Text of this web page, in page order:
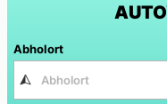
Abholort